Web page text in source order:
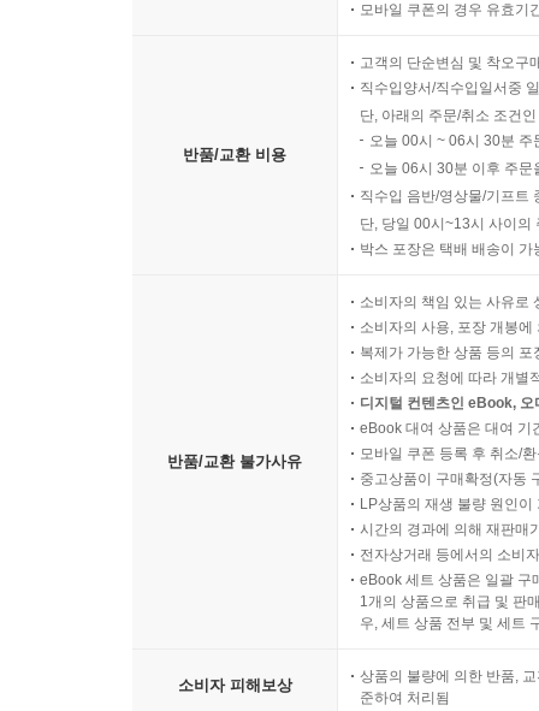
모바일 쿠폰의 경우 유효기
반품/교환 비용
고객의 단순변심 및 착오구
직수입양서/직수입일서중
단, 아래의 주문/취소 조건
오늘 00시 ~ 06시 30분
오늘 06시 30분 이후 주
직수입 음반/영상물/기프트
단, 당일 00시~13시 사이의
박스 포장은 택배 배송이
반품/교환 불가사유
소비자의 책임 있는 사유로
소비자의 사용, 포장 개봉
복제가 가능한 상품 등의
소비자의 요청에 따라 개별
디지털 컨텐츠인 eBook,
eBook 대여 상품은 대여 기
모바일 쿠폰 등록 후 취소/
중고상품이 구매확정(자동
LP상품의 재생 불량 원인
시간의 경과에 의해 재판매
전자상거래 등에서의 소비
eBook 세트 상품은 일괄 구
1개의 상품으로 취급 및 판
우, 세트 상품 전부 및 세트
소비자 피해보상
상품의 불량에 의한 반품,
준하여 처리됨